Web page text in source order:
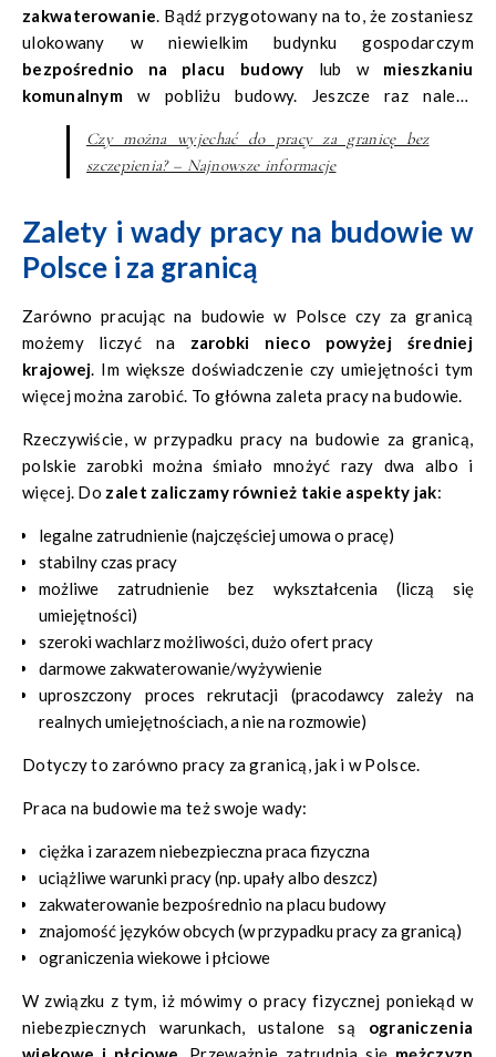
zakwaterowanie. Bądź przygotowany na to, że zostaniesz
ulokowany w niewielkim budynku gospodarczym
bezpośrednio na placu budowy lub w mieszkaniu
komunalnym w pobliżu budowy. Jeszcze raz należy
podkreślić, że wszystko zależy od miejsca pracy, kraju
zatrudnienia czy nawet przedsiębiorstwa.
Czy można wyjechać do pracy za granicę bez
szczepienia? – Najnowsze informacje
Zalety i wady pracy na budowie w
Polsce i za granicą
Zarówno pracując na budowie w Polsce czy za granicą
możemy liczyć nazarobki nieco powyżej średniej
krajowej. Im większe doświadczenie czy umiejętności tym
więcej można zarobić. To główna zaleta pracy na budowie.
Rzeczywiście, w przypadku pracy na budowie za granicą,
polskie zarobki można śmiało mnożyć razy dwa albo i
więcej. Do zalet zaliczamy również takie aspekty jak:
legalne zatrudnienie (najczęściej umowa o pracę)
stabilny czas pracy
możliwe zatrudnienie bez wykształcenia (liczą się
umiejętności)
szeroki wachlarz możliwości, dużo ofert pracy
darmowe zakwaterowanie/wyżywienie
uproszczony proces rekrutacji (pracodawcy zależy na
realnych umiejętnościach, a nie na rozmowie)
Dotyczy to zarówno pracy za granicą, jak i w Polsce.
Praca na budowie ma też swoje wady:
ciężka i zarazem niebezpieczna praca fizyczna
uciążliwe warunki pracy (np. upały albo deszcz)
zakwaterowanie bezpośrednio na placu budowy
znajomość języków obcych (w przypadku pracy za granicą)
ograniczenia wiekowe i płciowe
W związku z tym, iż mówimy o pracy fizycznej poniekąd w
niebezpiecznych warunkach, ustalone są ograniczenia